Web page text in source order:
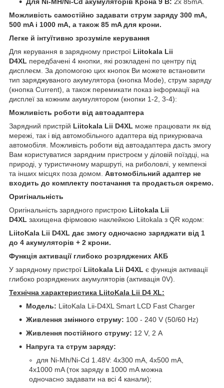
Для Ni-MH/Ni-Cd акумуляторів Крона 9 В: 2х 85mA.
Можливість самостійно задавати струм заряду 300 mA,
500 mA і 1000 mA, а також 85 mA для крони.
Легке й інтуїтивно зрозуміле керування
Для керування в зарядному пристрої Liitokala Lii
D4XL передбачені 4 кнопки, які розкладені по центру під
дисплеєм. За допомогою цих кнопок Ви можете встановити
тип заряджуваного акумулятора (кнопка Mode), струм заряду
(кнопка Current), а також перемикати показ інформації на
дисплеї за кожним акумулятором (кнопки 1-2, 3-4):
Можливість роботи від автоадаптера
Зарядний пристрій Liitokala Lii D4XL може працювати як від
мережі, так і від автомобільного адаптера від прикурювача
автомобіля. Можливість роботи від автоадаптера дасть змогу
Вам користуватися зарядним пристроєм у діловій поїздці, на
природі, у туристичному маршруті, на риболовлі, у кемпензі
та інших місцях поза домом. Автомобільний адаптер не
входить до комплекту постачання та продається окремо.
Оригінальність
Оригінальність зарядного пристрою Liitokala Lii
D4XL захищена фірмовою наклейкою Liitokala з QR кодом:
LiitoKala Lii D4XL дає змогу одночасно заряджати від 1
до 4 акумуляторів + 2 крони.
Функція активації глибоко розряджених АКБ
У зарядному пристрої Liitokala Lii D4XL є функція активації
глибоко розряджених акумуляторів (активація 0V).
Технічна характеристика LiitoKala Lii D4 XL:
Модель: LiitoKala Lii-D4XL Smart LCD Fast Charger
Живлення змінного струму: 100 - 240 V (50/60 Hz)
Живлення постійного струму: 12 V, 2 А
Напруга та струм заряду:
для Ni-Mh/Ni-Cd 1.48V: 4х300 mA, 4х500 mA,
4х1000 mA (ток заряду в 1000 mA можна
одночасно задавати на всі 4 канали);